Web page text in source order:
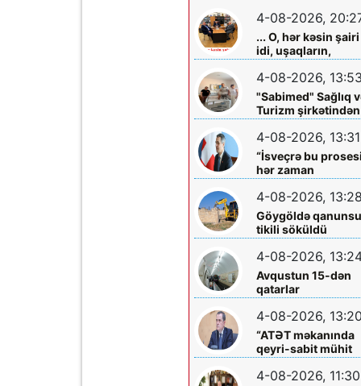
Açıqladı
4-08-2026,
... O, hər kəsin şairi
idi, uşaqların,
gənclərin,
böyüklərin qəlbinə
yol tapan incə
söz sərrafı idi...
4-08-2026, 13:53
"Sabimed" Sağlıq
Turizm şirkətindən
növbəti xeyirxah
addım – Türkiyədə
müalicə alan
körpəyə hərtərəfli
dəstək
4-08-2026, 13:31
“İsveçrə bu prosesi
hər zaman
dəstəkləməyə
hazırdır”
4-08-2026, 13:28
Göygöldə
tikili söküldü
4-08-2026,
Avqustun 15-dən
qatarlar
“Nizami”-“28 May”
arasında
işləməyəcək
4-08-2026, 13:20
“ATƏT məkanında
qeyri-sabit mühit
hökm sürür”
4-08-2026, 11:30